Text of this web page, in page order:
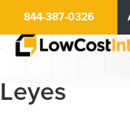
contenido
Saltar
lateral
principal
844-387-0326
Leyes